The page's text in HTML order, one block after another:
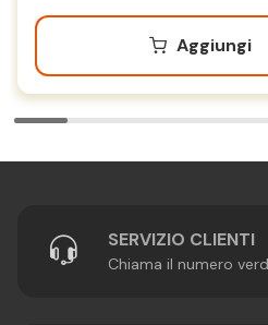
Aggiungi
SERVIZIO CLIENTI
Chiama il numero